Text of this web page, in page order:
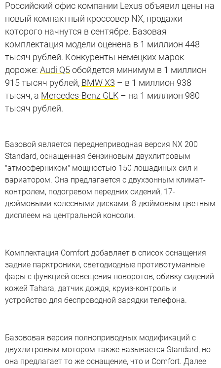
Российский офис компании Lexus объявил цены на
новый компактный кроссовер NX, продажи
которого начнутся в сентябре. Базовая
комплектация модели оценена в 1 миллион 448
тысяч рублей. Конкуренты немецких марок
дороже: Audi Q5обойдется минимум в 1 миллион
915 тысяч рублей, BMW X3 – в 1 миллион 938
тысяч, а Mercedes-Benz GLK – на 1 миллион 980
тысяч рублей.
Турбоверетено
Фотографии кроссовера Lexus NX
Базовой является переднеприводная версия NX 200
Standard, оснащенная бензиновым двухлитровым
"атмосферником" мощностью 150 лошадиных сил и
вариатором. Она предлагается с двухзонным климат-
контролем, подогревом передних сидений, 17-
дюймовыми колесными дисками, 8-дюймовым цветным
дисплеем на центральной консоли.
Комплектация Comfort добавляет в список оснащения
задние парктроники, светодиодные противотуманные
фары с функцией освещения поворотов, обивку сидений
кожей Tahara, датчик дождя, круиз-контроль и
устройство для беспроводной зарядки телефона.
Базововая версия полноприводных модификаций с
двухлитровым мотором также называется Standard, но
она предлагает то же оснащение, что и Comfort. Далее